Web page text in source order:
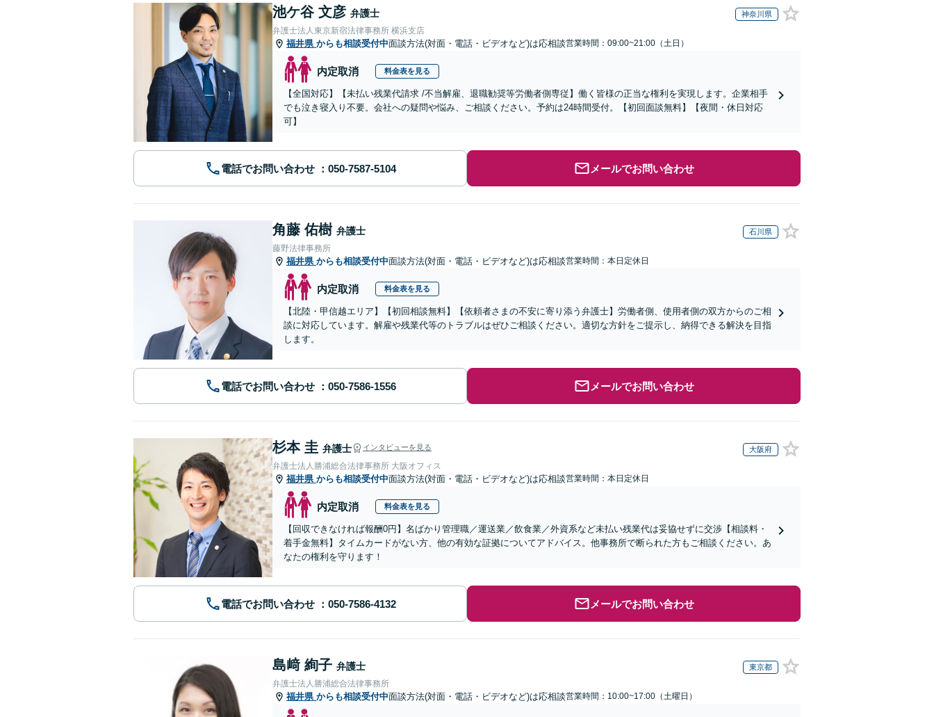
池ケ谷 文彦 弁護士 神奈川県
弁護士法人東京新宿法律事務所 横浜支店
福井県 からも相談受付中面談方法(対面・電話・ビデオなど)は応相談営業時間：09:00~21:00（土日）
内定取消 料金表を見る
【全国対応】【未払い残業代請求 /不当解雇、退職勧奨等労働者側専従】働く皆様の正当な権利を実現します。企業相手
でも泣き寝入り不要。会社への疑問や悩み、ご相談ください。予約は24時間受付。【初回面談無料】【夜間・休日対応
可】
電話でお問い合わせ メールでお問い合わせ
角藤 佑樹 弁護士 石川県
藤野法律事務所
福井県 からも相談受付中面談方法(対面・電話・ビデオなど)は応相談営業時間：本日定休日
内定取消 料金表を見る
【北陸・甲信越エリア】【初回相談無料】【依頼者さまの不安に寄り添う弁護士】労働者側、使用者側の双方からのご相
談に対応しています。解雇や残業代等のトラブルはぜひご相談ください。適切な方針をご提示し、納得できる解決を目指
します。
電話でお問い合わせ メールでお問い合わせ
杉本 圭 弁護士 インタビューを見る 大阪府
弁護士法人勝浦総合法律事務所 大阪オフィス
福井県 からも相談受付中面談方法(対面・電話・ビデオなど)は応相談営業時間：本日定休日
内定取消 料金表を見る
【回収できなければ報酬0円】名ばかり管理職／運送業／飲食業／外資系など未払い残業代は妥協せずに交渉【相談料・
着手金無料】タイムカードがない方、他の有効な証拠についてアドバイス。他事務所で断られた方もご相談ください。あ
なたの権利を守ります！
電話でお問い合わせ メールでお問い合わせ
島﨑 絢子 弁護士 東京都
弁護士法人勝浦総合法律事務所
福井県 からも相談受付中面談方法(対面・電話・ビデオなど)は応相談営業時間：10:00~17:00（土曜日）